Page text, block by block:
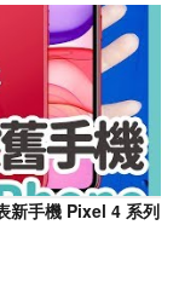
新手機 Pixel 4 系列